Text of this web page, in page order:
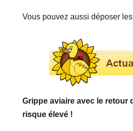
Vous pouvez aussi déposer
Grippe aviaire avec le retour
risque élevé !